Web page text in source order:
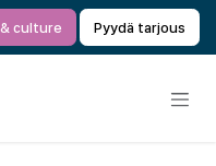
culture Pyydä tarjous